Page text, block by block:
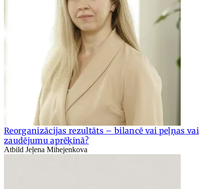
Reorganizācijas rezultāts – bilancē vai peļņas vai
zaudējumu aprēķinā?
Atbild Jeļena Mihejenkova